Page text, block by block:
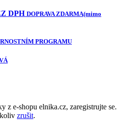
DPH DOPRAVA ZDARMA(mimo
PROGRAMU
z e-shopu elnika.cz, zaregistrujte se.
zrušit.